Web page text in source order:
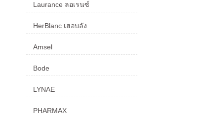
Laurance ลอเรนซ์
HerBlanc เฮอบลัง
Amsel
Bode
LYNAE
PHARMAX